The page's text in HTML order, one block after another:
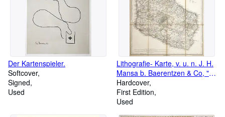
Der Kartenspieler.
Softcover
Signed
Used
Lithografie- Karte, v. u. n. J. H.
Mansa b. Baerentzen & Co, "
Bornholm ".
Hardcover
First Edition
Used